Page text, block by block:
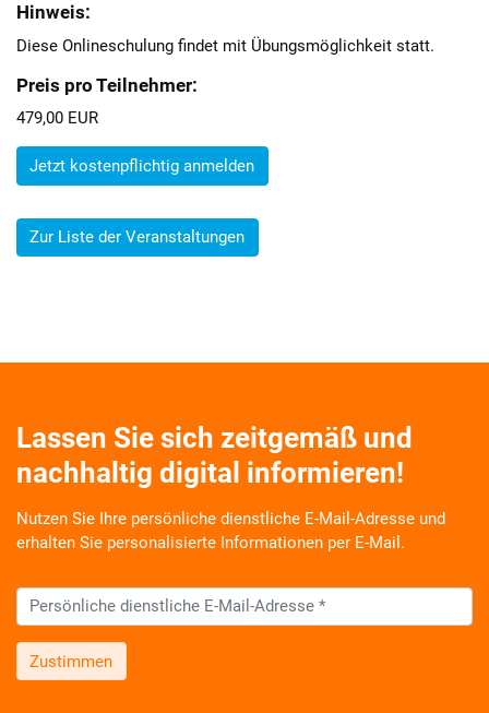
Hinweis:
Diese Onlineschulung findet mit Übungsmöglichkeit statt.
Preis pro Teilnehmer:
479,00 EUR
Jetzt kostenpflichtig anmelden
Zur Liste der Veranstaltungen
Lassen Sie sich zeitgemäß und
nachhaltig digital informieren!
Nutzen Sie Ihre persönliche dienstliche E-Mail-Adresse und
erhalten Sie personalisierte Informationen per E-Mail.
Zustimmen